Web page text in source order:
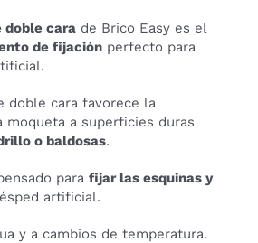
doble carade Brico Easy es el
de fijaciónperfecto para
doble cara favorece la
moqueta a superficies duras
o baldosas.
para fijar las esquinas y
artificial.
y a cambios de temperatura.